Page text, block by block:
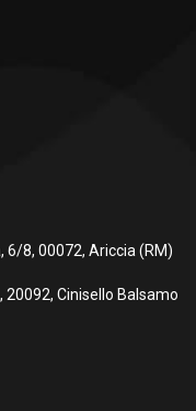
6/8, 00072, Ariccia (RM)
20092, Cinisello Balsamo